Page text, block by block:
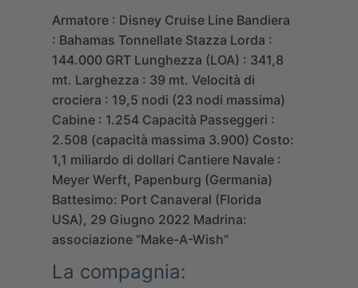
Armatore : Disney Cruise Line Bandiera
: Bahamas Tonnellate Stazza Lorda :
144.000 GRT Lunghezza (LOA) : 341,8
mt. Larghezza : 39 mt. Velocità di
crociera : 19,5 nodi (23 nodi massima)
Cabine : 1.254 Capacità Passeggeri :
2.508 (capacità massima 3.900) Costo:
1,1 miliardo di dollari Cantiere Navale :
Meyer Werft, Papenburg (Germania)
Battesimo: Port Canaveral (Florida
USA), 29 Giugno 2022 Madrina:
associazione “Make-A-Wish”
La compagnia: